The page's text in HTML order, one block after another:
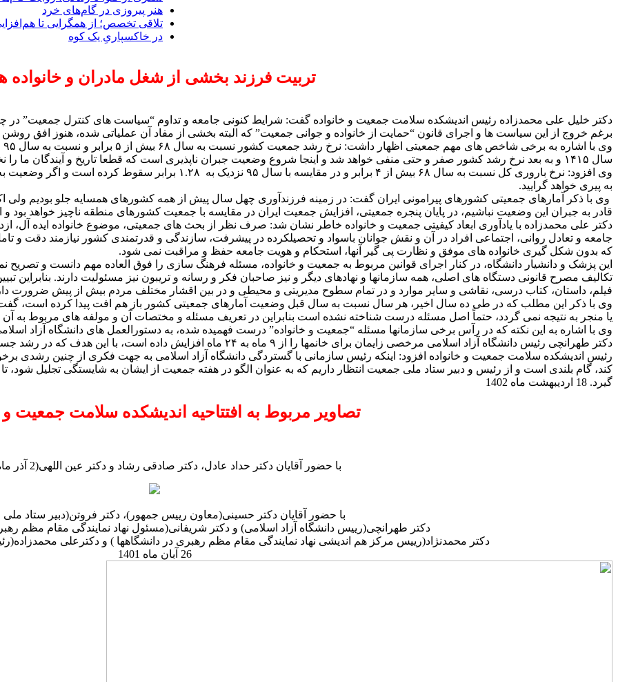
هنر پیروزی در گام‌های خرد
تلاقی تخصص؛ از همگرایی تا
در خاکسپاریِ یک کوه
تربیت فرزند بخشی از شغل مادران و خانواده
دکتر خلیل علی محمدزاده رئیس اندیشکده سلامت جمعیت و خانواده گفت: شرایط کنونی جامعه و تداوم “سیاست های کنترل جمعیت” در
برغم خروج از این سیاست ها و اجرای قانون “حمایت از خانواده و جوانی جمعیت” که البته بخشی از مفاد آن عملیاتی شده، هنوز افق
سال ۱۴۱۵ و به بعد نرخ رشد کشور صفر و حتی منفی خواهد شد و اینجا شروع وضعیت جبران ناپذیری است که قطعا تاریخ و آیندگان ما را نخواهند بخشید.
وی افزود: نرخ باروری کل نسبت به سال ۶۸ بیش از ۴ برابر و در مقایسه
به پیری خواهد گرایید.
وی با ذکر آمارهای جمعیتی کشورهای پیرامونی ایران گفت: در زمینه فرزندآوری چهل سال پیش از همه کشورهای همسایه جلو بودیم ولی
قادر به جبران این وضعیت نباشیم، در پایان پنجره جمعیتی، افزایش جمعیت ایران در مقایسه با جمعیت کشورهای منطقه ناچیز خواهد
دکتر علی محمدزاده با یادآوری ابعاد کیفیتی جمعیت و خانواده خاطر نشان شد: صرف نظر از بحث های جمعیتی، موضوع خانواده ایده آل،
جامعه و تعادل روانی، اجتماعی افراد در آن و نقش جوانان باسواد و تحصیلکرده در پیشرفت، سازندگی و قدرتمندی کشور نیازمند دقت و
که بدون شکل گیری خانواده های موفق و نظارت پی گیر آنها، استحکام و هویت جامعه حفظ و مراقبت نمی شود.
این پزشک و دانشیار دانشگاه، در کنار اجرای قوانین مربوط به جمعیت و خانواده، مسئله فرهنگ سازی را فوق العاده مهم دانست و تصریح
تکالیف مصرح قانونی دستگاه های اصلی، همه سازمانها و نهادهای دیگر و نیز صاحبان فکر و رسانه و تریبون نیز مسئولیت دارند. بنابراین
فیلم، داستان، کتاب درسی، نقاشی و سایر موارد و در تمام سطوح مدیریتی و محیطی و در بین اقشار مختلف مردم بیش از پیش ضرورت
وی با ذکر این مطلب که در طی ده سال اخیر، هر سال نسبت به سال قبل وضعیت آمارهای جمعیتی کشور باز هم افت پیدا کرده است،
یا منجر به نتیجه نمی گردد، حتماً اصل مسئله درست شناخته نشده است بنابراین در تعریف مسئله و مختصات آن و مولفه های مربوط به
وی با اشاره به این نکته که در رآس برخی سازمانها مسئله “جمعیت و خانواده” درست فهمیده شده، به دستورالعمل های دانشگاه آزاد
دکتر طهرانچی رئیس دانشگاه آزاد اسلامی مرخصی زایمان برای خانمها را از ۹ ماه به ۲۴ ماه افزایش داده است، با این هدف که در رشد جسمی و تربیتی کودک و رابطه عاطفی مادر با کودک موثرتر واقع شود.
رئیس اندیشکده سلامت جمعیت و خانواده افزود: اینکه رئیس سازمانی با گستردگی دانشگاه آزاد اسلامی به جهت فکری از چنین رشدی
کند، گام بلندی است و از رئیس و دبیر ستاد ملی جمعیت انتظار داریم که به عنوان الگو در هفته جمعیت از ایشان به شایستگی تجلیل
گیرد. 18 اردیبهشت ماه 1402
تصاویر مربوط به افتتاحیه اندیشکده سلامت جمعیت و
با حضور آقایان دکتر حداد عادل، دکتر صادقی رشاد و دکتر عین اللهی(2 آذر ماه 1400)
با حضور آقایان دکتر حسینی(معاون رییس جمهور)، دکتر فروتن(دبیر ستاد
دکتر طهرانچی(رییس دانشگاه آزاد اسلامی) و دکتر شریفانی(مسئول نهاد نمایندگی مقام مظم
دکتر محمدنژاد(رییس مرکز هم اندیشی نهاد نمایندگی مقام مظم رهبری در دانشگاهها ) و دکترعلی
26 آبان ماه 1401